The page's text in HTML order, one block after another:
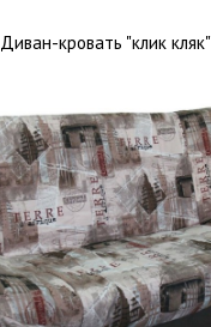
Диван-кровать "клик кляк"